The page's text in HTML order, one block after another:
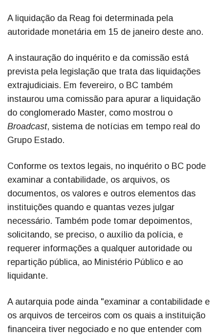
A liquidação da Reag foi determinada pela
autoridade monetária em 15 de janeiro deste ano.
A instauração do inquérito e da comissão está
prevista pela legislação que trata das liquidações
extrajudiciais. Em fevereiro, o BC também
instaurou uma comissão para apurar a liquidação
do conglomerado Master, como mostrou o
Broadcast, sistema de notícias em tempo real do
Grupo Estado.
Conforme os textos legais, no inquérito o BC pode
examinar a contabilidade, os arquivos, os
documentos, os valores e outros elementos das
instituições quando e quantas vezes julgar
necessário. Também pode tomar depoimentos,
solicitando, se preciso, o auxílio da polícia, e
requerer informações a qualquer autoridade ou
repartição pública, ao Ministério Público e ao
liquidante.
A autarquia pode ainda "examinar a contabilidade e
os arquivos de terceiros com os quais a instituição
financeira tiver negociado e no que entender com